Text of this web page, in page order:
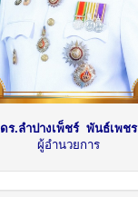
ดร.ลำปางเพ็ชร์ พันธ์เพชร
ผู้อำนวยการ